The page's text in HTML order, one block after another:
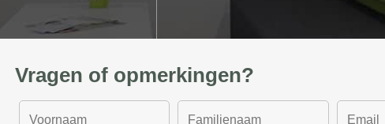
Vragen of opmerkingen?